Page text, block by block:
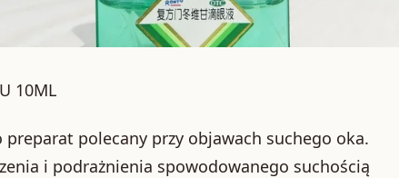
10ML
polecany przy objawach suchego oka.
i podrażnienia spowodowanego suchością